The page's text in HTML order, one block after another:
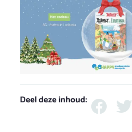
Deel deze inhoud: